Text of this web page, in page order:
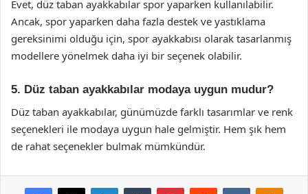
Evet, düz taban ayakkabılar spor yaparken kullanılabilir.
Ancak, spor yaparken daha fazla destek ve yastıklama
gereksinimi olduğu için, spor ayakkabısı olarak tasarlanmış
modellere yönelmek daha iyi bir seçenek olabilir.
5. Düz taban ayakkabılar modaya uygun mudur?
Düz taban ayakkabılar, günümüzde farklı tasarımlar ve renk
seçenekleri ile modaya uygun hale gelmiştir. Hem şık hem
de rahat seçenekler bulmak mümkündür.
Facebook
X LinkedInTumblr PinterestReddit VKontakte